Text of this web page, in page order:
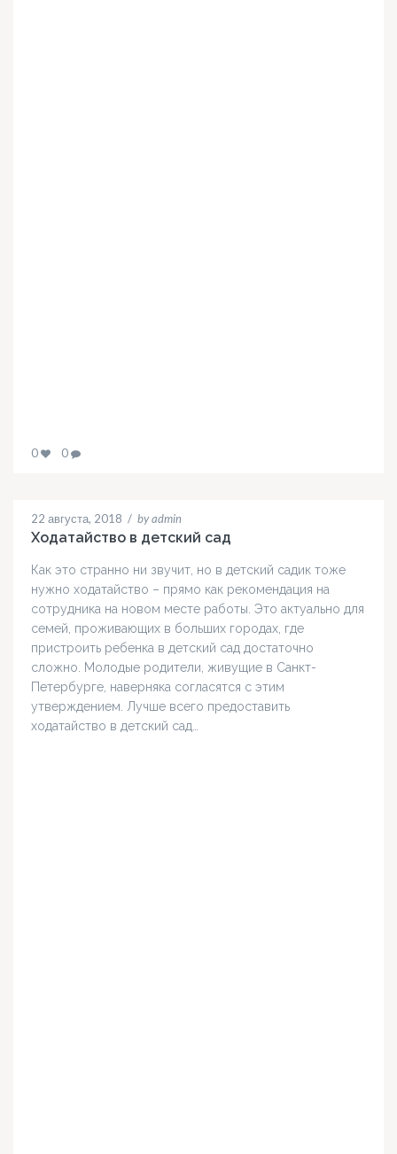
0 0
22 августа, 2018 / by admin
Ходатайство в детский сад
Как это странно ни звучит, но в детский садик тоже
нужно ходатайство – прямо как рекомендация на
сотрудника на новом месте работы. Это актуально для
семей, проживающих в больших городах, где
пристроить ребенка в детский сад достаточно
сложно. Молодые родители, живущие в Санкт-
Петербурге, наверняка согласятся с этим
утверждением. Лучше всего предоставить
ходатайство в детский сад…